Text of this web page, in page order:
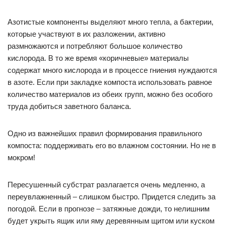
Азотистые компоненты выделяют много тепла, а бактерии,
которые участвуют в их разложении, активно
размножаются и потребляют большое количество
кислорода. В то же время «коричневые» материалы
содержат много кислорода и в процессе гниения нуждаются
в азоте. Если при закладке компоста использовать равное
количество материалов из обеих групп, можно без особого
труда добиться заветного баланса.
Одно из важнейших правил формирования правильного
компоста: поддерживать его во влажном состоянии. Но не в
мокром!
Пересушенный субстрат разлагается очень медленно, а
переувлажненный – слишком быстро. Придется следить за
погодой. Если в прогнозе – затяжные дожди, то нелишним
будет укрыть ящик или яму деревянным щитом или куском